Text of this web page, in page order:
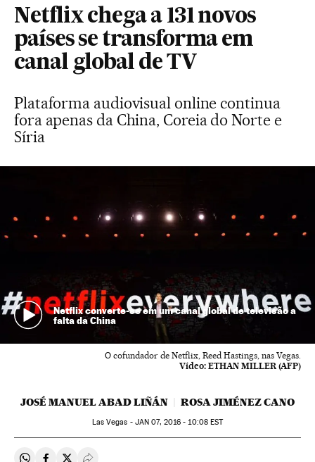
Netflix chega a 131 novos
países se transforma em
canal global de TV
Plataforma audiovisual online continua
fora apenas da China, Coreia do Norte e
Síria
Netflix converte-se em um canal global de televisão a
falta da China
O cofundador de Netflix, Reed Hastings, nas Vegas.
Vídeo: ETHAN MILLER (AFP)
JOSÉ MANUEL ABAD LIÑÁN ROSA JIMÉNEZ CANO
Las Vegas - JAN 07, 2016 - 10:08EST